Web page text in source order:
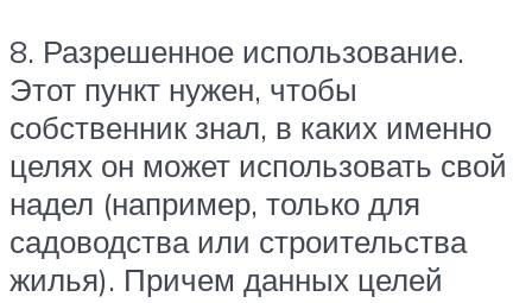
8. Разрешенное использование.
Этот пункт нужен, чтобы
собственник знал, в каких именно
целях он может использовать свой
надел (например, только для
садоводства или строительства
жилья). Причем данных целей